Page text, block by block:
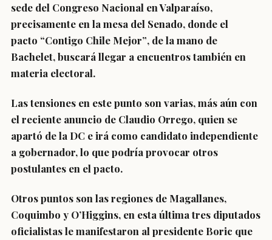
sede del Congreso Nacional en Valparaíso,
precisamente en la mesa del Senado, donde el
pacto “Contigo Chile Mejor”, de la mano de
Bachelet, buscará llegar a encuentros también en
materia electoral.
Las tensiones en este punto son varias, más aún con
el reciente anuncio de Claudio Orrego, quien se
apartó de la DC e irá como candidato independiente
a gobernador, lo que podría provocar otros
postulantes en el pacto.
Otros puntos son las regiones de Magallanes,
Coquimbo y O’Higgins, en esta última tres diputados
oficialistas le manifestaron al presidente Boric que